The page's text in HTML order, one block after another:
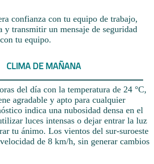
confianza con tu equipo de trabajo,
y transmitir un mensaje de seguridad
tu equipo.
CLIMA DE MAÑANA
del día con la temperatura de 24 °C,
agradable y apto para cualquier
indica una nubosidad densa en el
luces intensas o dejar entrar la luz
tu ánimo. Los vientos del sur-suroeste
de 8 km/h, sin generar cambios